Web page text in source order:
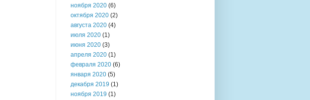
ноября 2020 (6)
октября 2020 (2)
августа 2020 (4)
июля 2020 (1)
июня 2020 (3)
апреля 2020 (1)
февраля 2020 (6)
января 2020 (5)
декабря 2019 (1)
ноября 2019 (1)